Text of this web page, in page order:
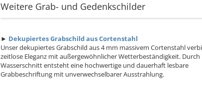
Weitere Grab- und Gedenkschilder
► Dekupiertes Grabschild aus Cortenstahl
Unser dekupiertes Grabschild aus 4 mm massivem Cortenstahl
zeitlose Eleganz mit außergewöhnlicher Wetterbeständigkeit. Durch
Wasserschnitt entsteht eine hochwertige und dauerhaft lesbare
Grabbeschriftung mit unverwechselbarer Ausstrahlung.